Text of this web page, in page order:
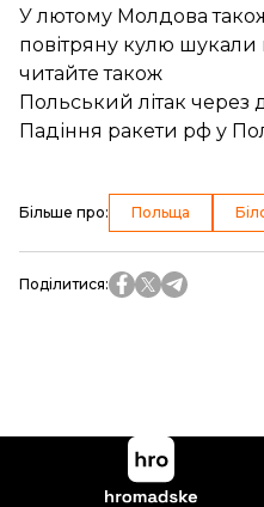
У лютому Молдова
повітряну кулю шукали
читайте також
Польський літак через
Падіння ракети рф у
Більше про: Польща
Поділитися: